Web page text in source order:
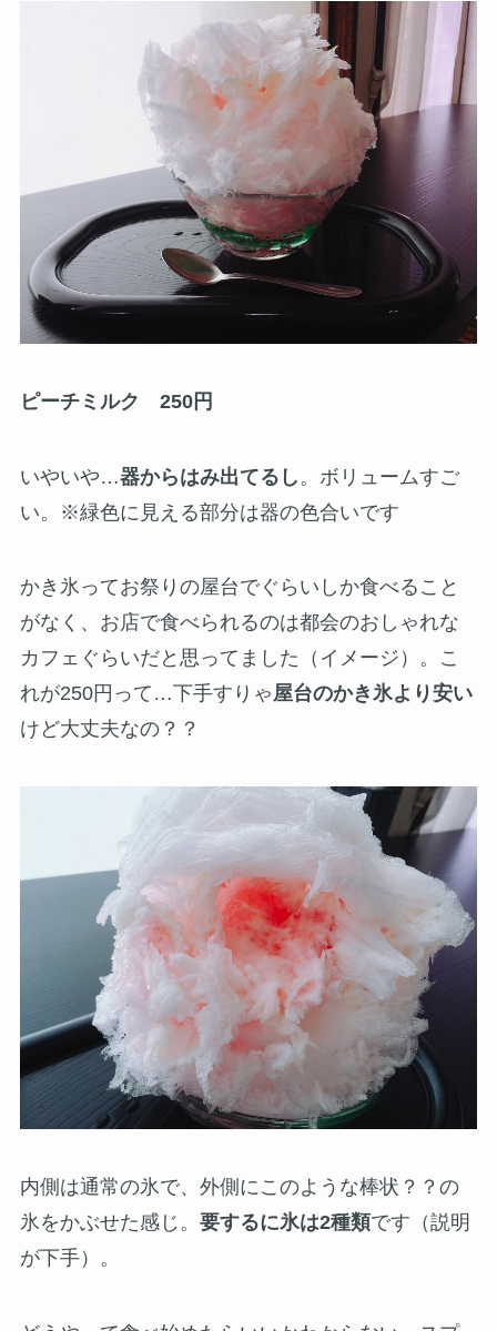
ピーチミルク 250円
いやいや…器からはみ出てるし 。ボリュームすご
い。※緑色に見える部分は器の色合いです
かき氷ってお祭りの屋台でぐらいしか食べること
がなく、お店で食べられるのは都会のおしゃれな
カフェぐらいだと思ってました（イメージ）。こ
れが250円って…下手すりゃ屋台のかき氷より安い
けど大丈夫なの？？
内側は通常の氷で、外側にこのような棒状？？の
氷をかぶせた感じ。 要するに氷は2種類です（説明
が下手）。